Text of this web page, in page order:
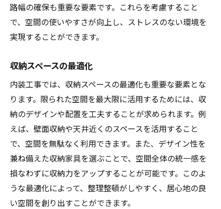
路幅の確保も重要な要素です。これらを考慮すること
で、空間の使いやすさが向上し、ストレスのない環境を
実現することができます。
収納スペースの最適化
内装工事では、収納スペースの最適化も重要な要素とな
ります。限られた空間を最大限に活用するためには、収
納のデザインや配置を工夫することが求められます。例
えば、壁面収納や天井近くのスペースを活用すること
で、空間を無駄なく利用できます。また、デザイン性を
兼ね備えた収納家具を選ぶことで、空間全体の統一感を
損なわずに収納力をアップすることが可能です。このよ
うな最適化によって、整理整頓がしやすく、居心地の良
い空間を創り出すことができます。